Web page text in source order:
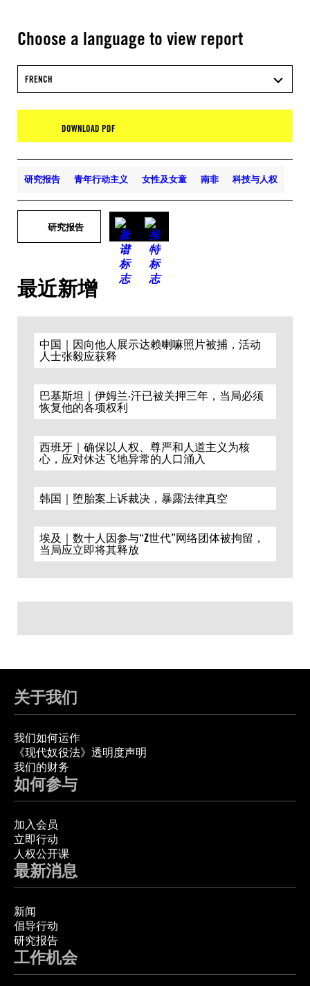
Choose a language to view report
FRENCH
DOWNLOAD PDF
研究报告 青年行动主义 女性及女童 南非 科技与人权
研究报告
最近新增
中国｜因向他人展示达赖喇嘛照片被捕，活动
人士张毅应获释
巴基斯坦｜伊姆兰·汗已被关押三年，当局必须
恢复他的各项权利
西班牙｜确保以人权、尊严和人道主义为核
心，应对休达飞地异常的人口涌入
韩国｜堕胎案上诉裁决，暴露法律真空
埃及｜数十人因参与“Z世代”网络团体被拘留，
当局应立即将其释放
关于我们
我们如何运作
《现代奴役法》透明度声明
我们的财务
如何参与
加入会员
立即行动
人权公开课
最新消息
新闻
倡导行动
研究报告
工作机会